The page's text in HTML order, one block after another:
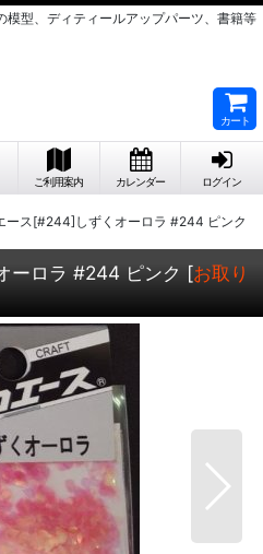
型、ディティールアップパーツ、書籍等
カート
ご利用案内 カレンダー ログイン
ース[#244]しずくオーロラ #244 ピンク
ーロラ #244 ピンク [お取り